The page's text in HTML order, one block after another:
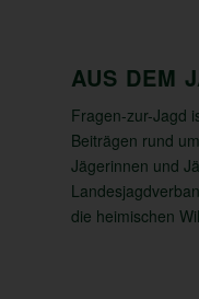
AUS DEM
Fragen-zur-Jagd
Beiträgen rund
Jägerinnen und
die heimischen